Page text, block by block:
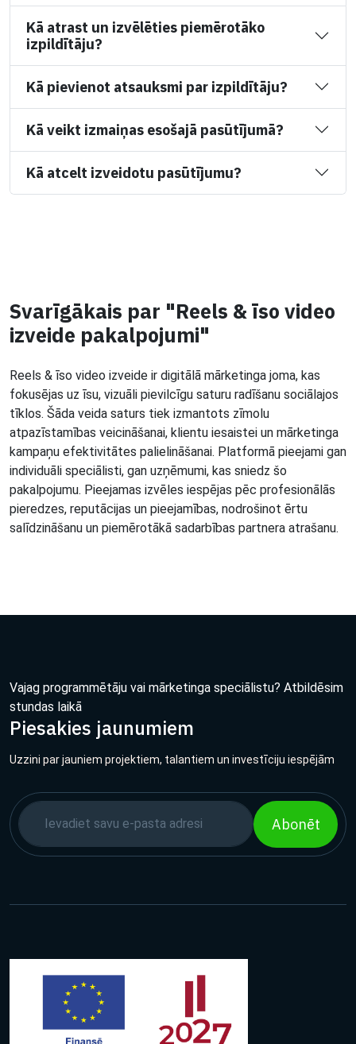
Kā atrast un izvēlēties piemērotāko
izpildītāju?
Kā pievienot atsauksmi par izpildītāju?
Kā veikt izmaiņas esošajā pasūtījumā?
Kā atcelt izveidotu pasūtījumu?
Svarīgākais par "Reels & īso video
izveide pakalpojumi"
Reels & īso video izveide ir digitālā mārketinga joma, kas
fokusējas uz īsu, vizuāli pievilcīgu saturu radīšanu sociālajos
tīklos. Šāda veida saturs tiek izmantots zīmolu
atpazīstamības veicināšanai, klientu iesaistei un mārketinga
kampaņu efektivitātes palielināšanai. Platformā pieejami gan
individuāli speciālisti, gan uzņēmumi, kas sniedz šo
pakalpojumu. Pieejamas izvēles iespējas pēc profesionālās
pieredzes, reputācijas un pieejamības, nodrošinot ērtu
salīdzināšanu un piemērotākā sadarbības partnera atrašanu.
Vajag programmētāju vai mārketinga speciālistu? Atbildēsim
stundas laikā
Piesakies jaunumiem
Uzzini par jauniem projektiem, talantiem un investīciju iespējām
Abonēt